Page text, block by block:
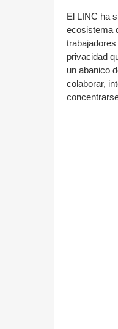
El LINC ha
ecosistema
privacidad
un abanico
colaborar,